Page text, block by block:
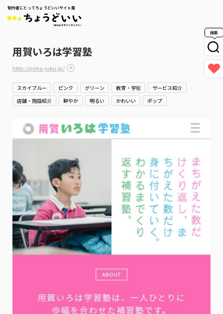
制作者にとってちょうどいいサイト集
検索
用賀いろは学習塾
http://iroha-juku.jp/
スカイブルー ピンク グリーン 教育・学校
サービス紹介
店舗・施設紹介
鮮やか 明るい かわいい ポップ